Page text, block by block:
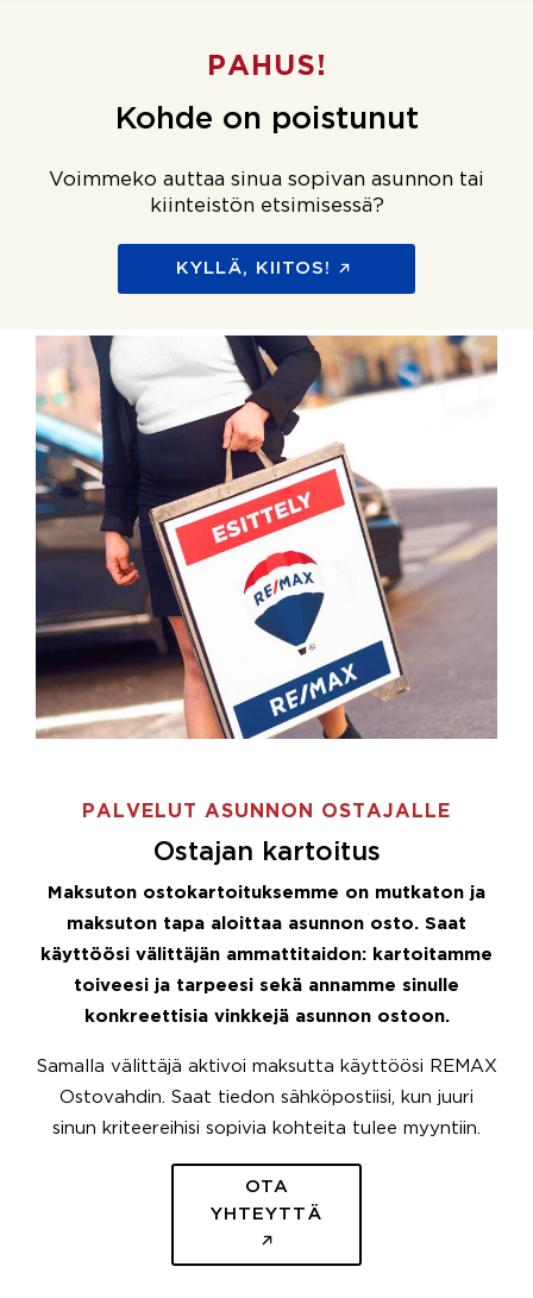
PAHUS!
Kohde on poistunut
Voimmeko auttaa sinua sopivan asunnon tai
kiinteistön etsimisessä?
KYLLÄ, KIITOS!
PALVELUT ASUNNON OSTAJALLE
Ostajan kartoitus
Maksuton ostokartoituksemme on mutkaton ja
maksuton tapa aloittaa asunnon osto. Saat
käyttöösi välittäjän ammattitaidon: kartoitamme
toiveesi ja tarpeesi sekä annamme sinulle
konkreettisia vinkkejä asunnon ostoon.
Samalla välittäjä aktivoi maksutta käyttöösi REMAX
Ostovahdin. Saat tiedon sähköpostiisi, kun juuri
sinun kriteereihisi sopivia kohteita tulee myyntiin.
OTA
YHTEYTTÄ